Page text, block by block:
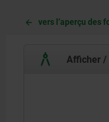
vers l’aperçu des
Afficher /